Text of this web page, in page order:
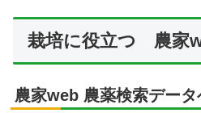
栽培に役立つ 農家
農家web 農薬検索データ